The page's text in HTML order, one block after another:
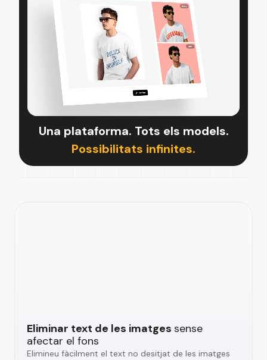
Una plataforma. Tots els models.
Possibilitats infinites.
Eliminar text de les imatges sense
afectar el fons
Elimineu fàcilment el text no desitjat de les imatges